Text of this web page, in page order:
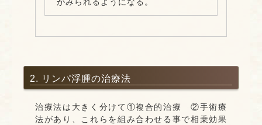
がみられるようになる。
2. リンパ浮腫の治療法
治療法は大きく分けて①複合的治療 ②手術療
法があり、これらを組み合わせる事で相乗効果